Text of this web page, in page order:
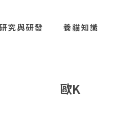
究與研發 養貓知識
歐K